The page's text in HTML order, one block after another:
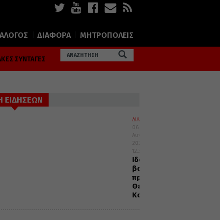
ΔΙΑΦΟΡΑ ΜΗΤΡΟΠΟΛΕΙΣ
ΣΥΝΤΑΓΕΣ
ΕΙΔΗΣΕΩΝ
ΔΙΑΛΟΓΟΣ
06
Αυγούστου
2026
12:32
Ιδού
βαδίζω
προς
Θεία
Κοινωνία